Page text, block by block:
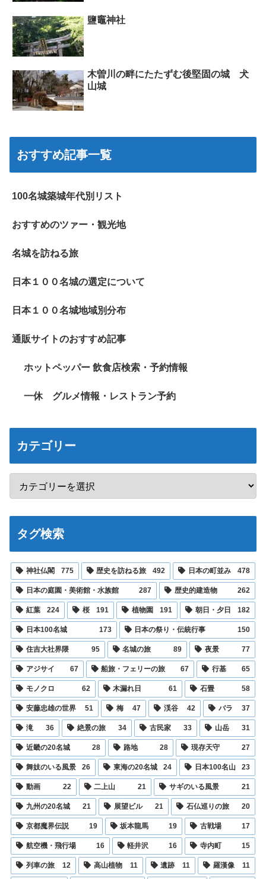
鹽竈神社
木曽川の畔にたたずむ後堅固の城 犬
山城
おすすめ記事一覧
100名城築城年代別リスト
おすすめのツァー・観光地
名城を訪ねる旅
日本１００名城の選定について
日本１００名城地域別分布
通販サイトのおすすめ記事
ホットペッパー 飲食店検索・予約情報
一休 グルメ情報・レストラン予約
カテゴリー
タグ検索
神社仏閣 775 歴史を訪ねる旅 492 日本の町並み 478
日本の庭園・美術館・水族館 287 歴史的建造物 262
紅葉 224 桜 191 植物園 191 朝日・夕日 182
日本100名城 173 日本の祭り・伝統行事 150
住吉大社界隈 95 名城の旅 89 夜景 77
アジサイ 67 船旅・フェリーの旅 67 行基 65
モノクロ 62 木漏れ日 61 石畳 58
安藤忠雄の世界 51 梅 47 渓谷 42 バラ 37
滝 36 絶景の旅 34 古民家 33 山岳 31
近畿の20名城 28 路地 28 現存天守 27
舞妓のいる風景 26 東海の20名城 24 日本100名山 23
動画 22 二上山 21 サギのいる風景 21
九州の20名城 21 展望ビル 21 石仏巡りの旅 20
京都魔界伝説 19 坂本龍馬 19 古戦場 17
航空機・飛行場 16 軽井沢 16 寺内町 15
列車の旅 12 高山植物 11 遺跡 11 羅漢像 11